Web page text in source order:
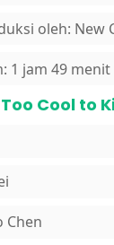
oleh: New
1 jam 49 menit
Cool to
Chen